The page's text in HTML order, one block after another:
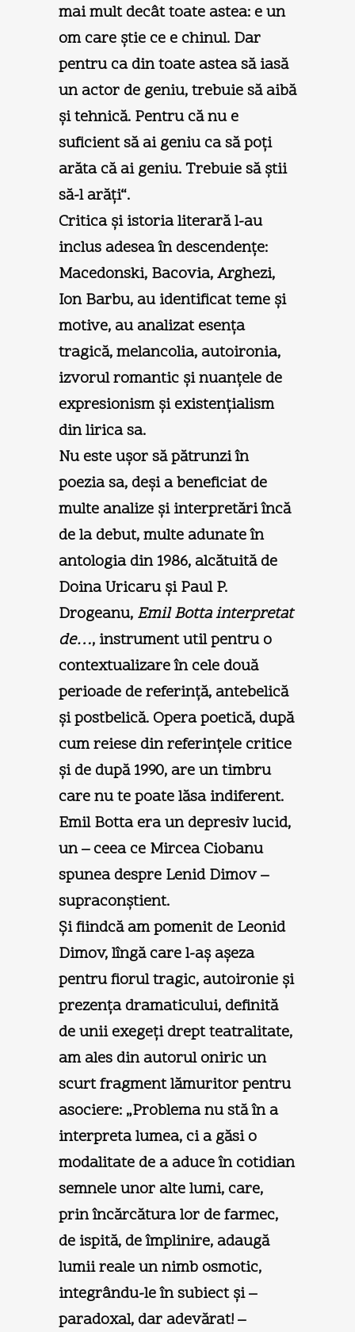
mai mult decât toate astea: e un
om care ştie ce e chinul. Dar
pentru ca din toate astea să iasă
un actor de geniu, trebuie să aibă
şi tehnică. Pentru că nu e
suficient să ai geniu ca să poţi
arăta că ai geniu. Trebuie să ştii
să-l arăţi“.
Critica şi istoria literară l-au
inclus adesea în descendenţe:
Macedonski, Bacovia, Arghezi,
Ion Barbu, au identificat teme şi
motive, au analizat esenţa
tragică, melancolia, autoironia,
izvorul romantic şi nuanţele de
expresionism şi existenţialism
din lirica sa.
Nu este uşor să pătrunzi în
poezia sa, deşi a beneficiat de
multe analize şi interpretări încă
de la debut, multe adunate în
antologia din 1986, alcătuită de
Doina Uricaru şi Paul P.
Drogeanu, Emil Botta interpretat
de…, instrument util pentru o
contextualizare în cele două
perioade de referinţă, antebelică
şi postbelică. Opera poetică, după
cum reiese din referinţele critice
şi de după 1990, are un timbru
care nu te poate lăsa indiferent.
Emil Botta era un depresiv lucid,
un – ceea ce Mircea Ciobanu
spunea despre Lenid Dimov –
supraconştient.
Şi fiindcă am pomenit de Leonid
Dimov, lîngă care l-aş aşeza
pentru fiorul tragic, autoironie şi
prezenţa dramaticului, definită
de unii exegeţi drept teatralitate,
am ales din autorul oniric un
scurt fragment lămuritor pentru
asociere: „Problema nu stă în a
interpreta lumea, ci a găsi o
modalitate de a aduce în cotidian
semnele unor alte lumi, care,
prin încărcătura lor de farmec,
de ispită, de împlinire, adaugă
lumii reale un nimb osmotic,
integrându-le în subiect şi –
paradoxal, dar adevărat! –